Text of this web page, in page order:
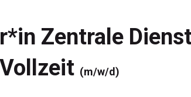
Zentrale
(m/w/d)